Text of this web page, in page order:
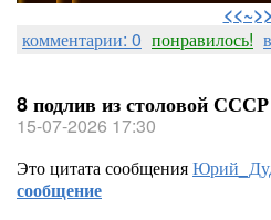
<<~>>
комментарии: 0 понравилось!
8 подлив из столовой СССР
15-07-2026 17:30
Это цитата сообщения
сообщение